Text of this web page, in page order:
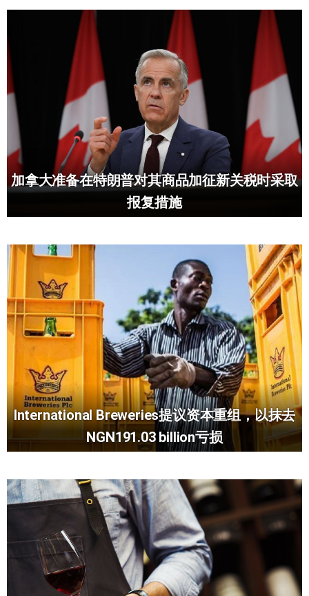
加拿大准备在特朗普对其商品加征新关税时采取
报复措施
International Breweries提议资本重组，以抹去
NGN191.03 billion亏损